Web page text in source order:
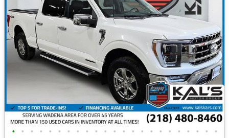
• • • • • • • • • • • • • • • • • • • • • • •